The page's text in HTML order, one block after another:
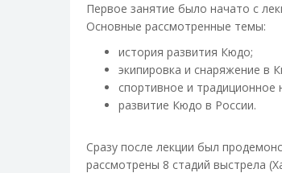
Первое занятие было начато с
Основные рассмотренные темы:
история развития Кюдо;
экипировка и снаряжение в
спортивное и традиционное
развитие Кюдо в России.
Сразу после лекции был
рассмотрены 8 стадий выстрела